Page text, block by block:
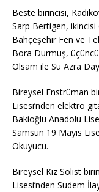
Beste birincisi,
Sarp Bertigen,
Bahçeşehir Fen ve
Bora Durmuş,
Olsam ile Su Azra
Bireysel Enstrüman
Lisesi’nden elektro
Bakioğlu Anadolu
Samsun 19 Mayıs
Okuyucu.
Bireysel Kız Solist
Lisesi’nden Sudem